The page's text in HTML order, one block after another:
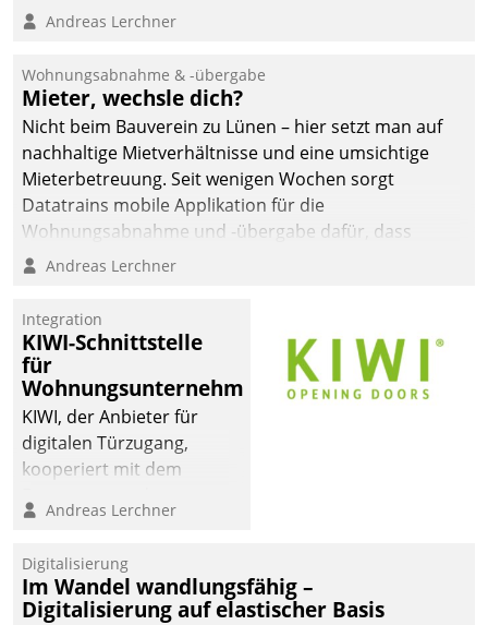
Andreas Lerchner
Wohnungsabnahme & -übergabe
Mieter, wechsle dich?
Nicht beim Bauverein zu Lünen – hier setzt man auf
nachhaltige Mietverhältnisse und eine umsichtige
Mieterbetreuung. Seit wenigen Wochen sorgt
Datatrains mobile Applikation für die
Wohnungsabnahme und -übergabe dafür, dass
Mieter wohlgeordnet kommen und, so es sein muss,
Andreas Lerchner
Integration
KIWI-Schnittstelle
für
Wohnungsunternehmen
KIWI, der Anbieter für
digitalen Türzugang,
kooperiert mit dem
Softwareentwicklungshaus
Andreas Lerchner
Digitalisierung
Im Wandel wandlungsfähig –
Digitalisierung auf elastischer Basis